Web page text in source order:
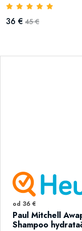
36 € 45 €
od 36 €
Paul Mitchell
Shampoo